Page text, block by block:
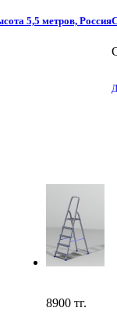
5,5 метров, Россия
8900 тг.